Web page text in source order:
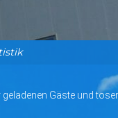
Gäste und